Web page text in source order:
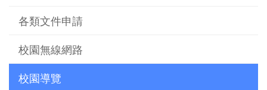
各類文件申請
校園無線網路
校園導覽